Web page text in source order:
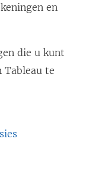
en
die u kunt
Tableau te